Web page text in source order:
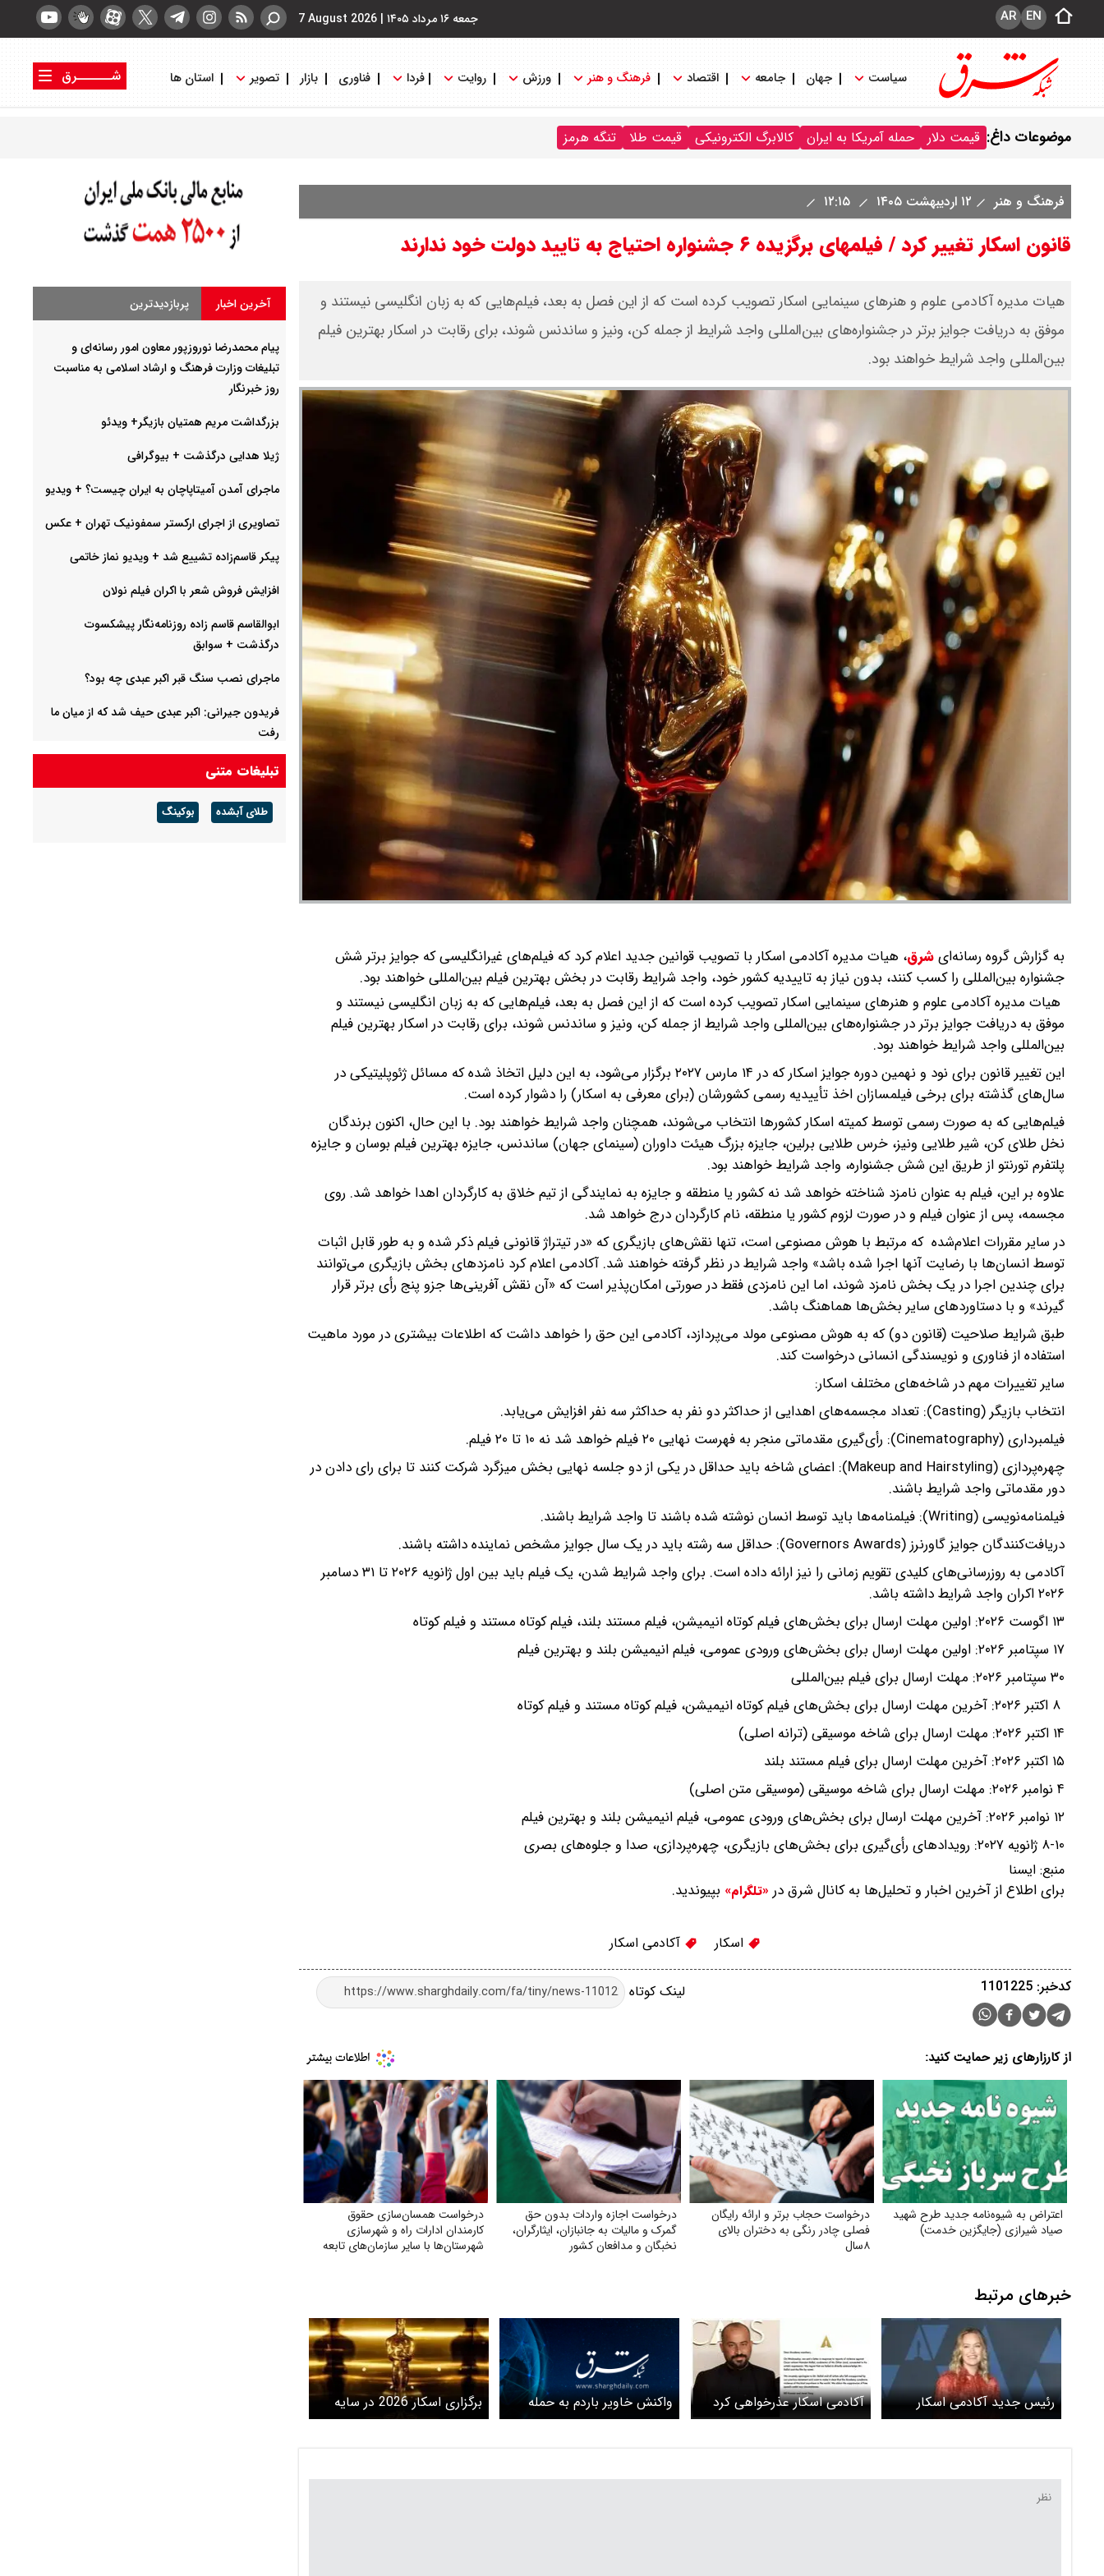
جمعه ۱۶ مرداد ۱۴۰۵ |
7 August 2026 EN
AR
سیاست جهان جامعه اقتصاد فرهنگ و هنر ورزش روایت فردا فناوری بازار تصویر استان ها
شــــــرق
موضوعات داغ: قیمت دلار حمله آمریکا به ایران کالابرگ الکترونیکی قیمت طلا تنگه هرمز
فرهنگ و هنر ۱۲ اردیبهشت ۱۴۰۵
قانون اسکار تغییر کرد / فیلمهای برگزیده ۶ جشنواره احتیاج به تایید دولت خود ندارند
هیات مدیره آکادمی علوم و هنرهای سینمایی اسکار تصویب کرده است که از این فصل به بعد، فیلم‌هایی که به زبان انگلیسی نیستند و
موفق به دریافت جوایز برتر در جشنواره‌های بین‌المللی واجد شرایط از جمله کن، ونیز و ساندنس شوند، برای رقابت در اسکار بهترین فیلم
بین‌المللی واجد شرایط خواهند بود.
به گزارش گروه رسانه‌ایشرق، هیات مدیره آکادمی اسکار با تصویب قوانین جدید اعلام کرد که فیلم‌های غیرانگلیسی که جوایز برتر شش
جشنواره بین‌المللی را کسب کنند، بدون نیاز به تاییدیه کشور خود، واجد شرایط رقابت در بخش بهترین فیلم بین‌المللی خواهند بود.
هیات مدیره آکادمی علوم و هنرهای سینمایی اسکار تصویب کرده است که از این فصل به بعد، فیلم‌هایی که به زبان انگلیسی نیستند و
موفق به دریافت جوایز برتر در جشنواره‌های بین‌المللی واجد شرایط از جمله کن، ونیز و ساندنس شوند، برای رقابت در اسکار بهترین فیلم
بین‌المللی واجد شرایط خواهند بود.
این تغییر قانون برای نود و نهمین دوره جوایز اسکار که در ۱۴ مارس ۲۰۲۷ برگزار می‌شود، به این دلیل اتخاذ شده که مسائل ژئوپلیتیکی در
سال‌های گذشته برای برخی فیلمسازان اخذ تأییدیه رسمی کشورشان (برای معرفی به اسکار) را دشوار کرده است.
فیلم‌هایی که به صورت رسمی توسط کمیته اسکار کشورها انتخاب می‌شوند، همچنان واجد شرایط خواهند بود. با این حال، اکنون برندگان
نخل طلای کن، شیر طلایی ونیز، خرس طلایی برلین، جایزه بزرگ هیئت داوران (سینمای جهان) ساندنس، جایزه بهترین فیلم بوسان و جایزه
پلتفرم تورنتو از طریق این شش جشنواره، واجد شرایط خواهند بود.
علاوه بر این، فیلم به عنوان نامزد شناخته خواهد شد نه کشور یا منطقه و جایزه به نمایندگی از تیم خلاق به کارگردان اهدا خواهد شد. روی
مجسمه، پس از عنوان فیلم و در صورت لزوم کشور یا منطقه، نام کارگردان درج خواهد شد.
در سایر مقررات اعلام‌شده که مرتبط با هوش مصنوعی است، تنها نقش‌های بازیگری که «در تیتراژ قانونی فیلم ذکر شده و به طور قابل اثبات
توسط انسان‌ها با رضایت آنها اجرا شده باشد» واجد شرایط در نظر گرفته خواهند شد. آکادمی اعلام کرد نامزدهای بخش بازیگری می‌توانند
برای چندین اجرا در یک بخش نامزد شوند، اما این نامزدی فقط در صورتی امکان‌پذیر است که «آن نقش آفرینی‌ها جزو پنج رأی برتر قرار
گیرند» و با دستاوردهای سایر بخش‌ها هماهنگ باشد.
طبق شرایط صلاحیت (قانون دو) که به هوش مصنوعی مولد می‌پردازد، آکادمی این حق را خواهد داشت که اطلاعات بیشتری در مورد ماهیت
استفاده از فناوری و نویسندگی انسانی درخواست کند.
سایر تغییرات مهم در شاخه‌های مختلف اسکار:
انتخاب بازیگر (Casting): تعداد مجسمه‌های اهدایی از حداکثر دو نفر به حداکثر سه نفر افزایش می‌یابد.
فیلمبرداری (Cinematography): رأی‌گیری مقدماتی منجر به فهرست نهایی ۲۰ فیلم خواهد شد نه ۱۰ تا ۲۰ فیلم.
چهره‌پردازی (Makeup and Hairstyling): اعضای شاخه باید حداقل در یکی از دو جلسه نهایی بخش میزگرد شرکت کنند تا برای رای دادن در
دور مقدماتی واجد شرایط باشند.
فیلمنامه‌نویسی (Writing): فیلمنامه‌ها باید توسط انسان نوشته شده باشند تا واجد شرایط باشند.
دریافت‌کنندگان جوایز گاورنرز (Governors Awards): حداقل سه رشته باید در یک سال جوایز مشخص نماینده داشته باشند.
آکادمی به روزرسانی‌های کلیدی تقویم زمانی را نیز ارائه داده است. برای واجد شرایط شدن، یک فیلم باید بین اول ژانویه ۲۰۲۶ تا ۳۱ دسامبر
۲۰۲۶ اکران واجد شرایط داشته باشد.
۱۳ اگوست ۲۰۲۶: اولین مهلت ارسال برای بخش‌های فیلم کوتاه انیمیشن، فیلم مستند بلند، فیلم کوتاه مستند و فیلم کوتاه
۱۷ سپتامبر ۲۰۲۶: اولین مهلت ارسال برای بخش‌های ورودی عمومی، فیلم انیمیشن بلند و بهترین فیلم
۳۰ سپتامبر ۲۰۲۶: مهلت ارسال برای فیلم بین‌المللی
۱۴ اکتبر ۲۰۲۶: مهلت ارسال برای شاخه موسیقی (ترانه اصلی)
۱۵ اکتبر ۲۰۲۶: آخرین مهلت ارسال برای فیلم مستند بلند
۴ نوامبر ۲۰۲۶: مهلت ارسال برای شاخه موسیقی (موسیقی متن اصلی)
۱۲ نوامبر ۲۰۲۶: آخرین مهلت ارسال برای بخش‌های ورودی عمومی، فیلم انیمیشن بلند و بهترین فیلم
۸-۱۰ ژانویه ۲۰۲۷: رویدادهای رأی‌گیری برای بخش‌های بازیگری، چهره‌پردازی، صدا و جلوه‌های بصری
منبع: ايسنا
برای اطلاع از آخرین اخبار و تحلیل‌ها به کانال شرق در «تلگرام» بپیوندید.
اسکار آکادمی اسکار
لینک کوتاه کدخبر: 1101225
از کارزارهای زیر حمایت کنید:
اعتراض به شیوه‌نامه جدید طرح شهید
صیاد شیرازی (جایگزین خدمت)
درخواست حجاب برتر و ارائه رایگان
فصلی چادر رنگی به دختران بالای
۸سال
درخواست اجازه واردات بدون حق
گمرک و مالیات به جانبازان، ایثارگران،
نخبگان و مدافعان کشور
درخواست همسان‌سازی حقوق
کارمندان ادارات راه و شهرسازی
شهرستان‌ها با سایر سازمان‌های تابعه
خبرهای مرتبط
رئیس جدید آکادمی اسکار
معرفی شد
آکادمی اسکار عذرخواهی کرد
واکنش خاویر باردم به حمله
آمریکا به ایران در مراسم اسکار
برگزاری اسکار 2026 در سایه
جنگ ایران و آمریکا
آخرین اخبار پربازدیدترین
پیام محمدرضا نوروزپور معاون امور رسانه‌ای و
تبلیغات وزارت فرهنگ و ارشاد اسلامی به مناسبت
روز خبرنگار
بزرگداشت مریم همتیان بازیگر+ ویدئو
ژیلا هدایی درگذشت + بیوگرافی
ماجرای آمدن آمیتاپاچان به ایران چیست؟ + ویدیو
تصاویری از اجرای ارکستر سمفونیک تهران +‌ عکس
پیکر قاسم‌زاده تشییع شد + ویدیو نماز خاتمی
افزایش فروش شعر با اکران فیلم نولان
ابوالقاسم قاسم زاده روزنامه‌نگار پیشکسوت
درگذشت + سوابق
ماجرای نصب سنگ قبر اکبر عبدی چه بود؟
فریدون جیرانی: اکبر عبدی حیف شد که از میان ما
رفت
تبلیغات متنی
طلای آبشده بوکینگ